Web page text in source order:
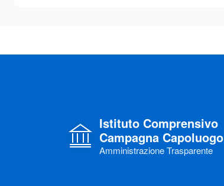
Istituto Comprensivo
Campagna Capoluogo
Amministrazione Trasparente